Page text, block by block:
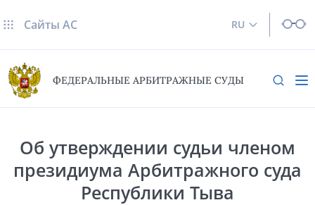
RU
Сайты AC
ФЕДЕРАЛЬНЫЕ АРБИТРАЖНЫЕ СУДЫ
Об утверждении судьи членом
президиума Арбитражного суда
Республики Тыва